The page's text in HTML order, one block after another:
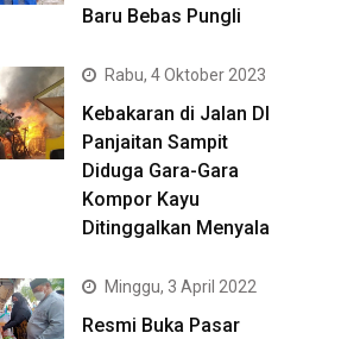
Baru Bebas Pungli
Rabu, 4 Oktober 2023
Kebakaran di Jalan DI
Panjaitan Sampit
Diduga Gara-Gara
Kompor Kayu
Ditinggalkan Menyala
Minggu, 3 April 2022
Resmi Buka Pasar